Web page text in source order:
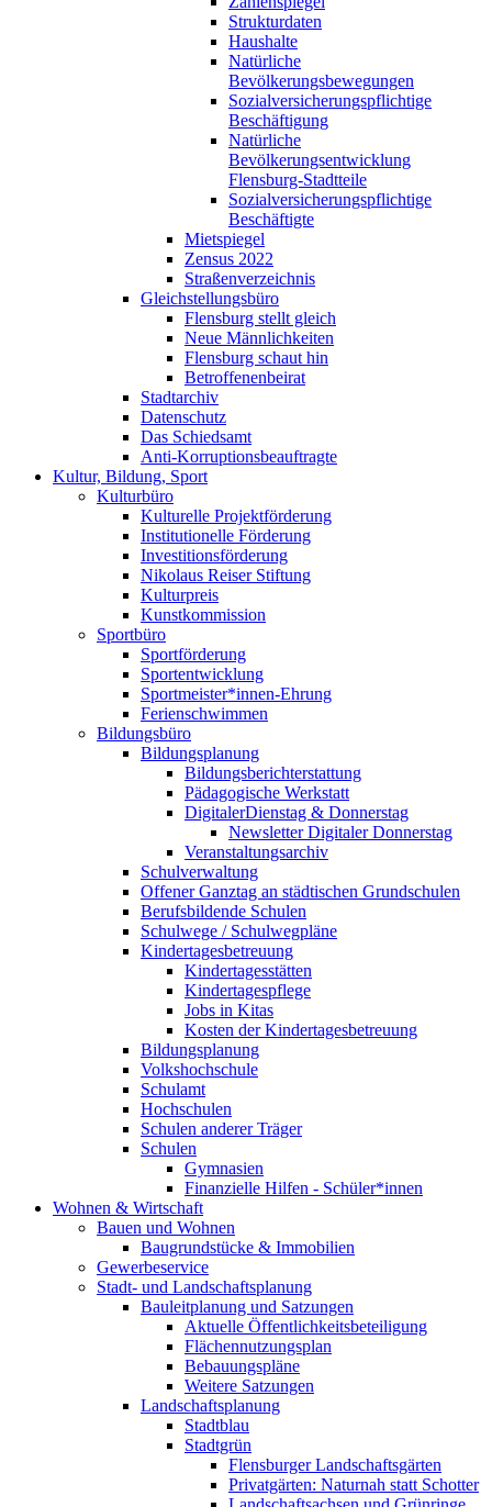
Strukturdaten
Haushalte
Natürliche
Bevölkerungsbewegungen
Sozialversicherungspflichtige
Beschäftigung
Natürliche
Bevölkerungsentwicklung
Flensburg-Stadtteile
Sozialversicherungspflichtige
Beschäftigte
Mietspiegel
Zensus 2022
Straßenverzeichnis
Gleichstellungsbüro
Flensburg stellt gleich
Neue Männlichkeiten
Flensburg schaut hin
Betroffenenbeirat
Stadtarchiv
Datenschutz
Das Schiedsamt
Anti-Korruptionsbeauftragte
Kultur, Bildung, Sport
Kulturbüro
Kulturelle Projektförderung
Institutionelle Förderung
Investitionsförderung
Nikolaus Reiser Stiftung
Kulturpreis
Kunstkommission
Sportbüro
Sportförderung
Sportentwicklung
Sportmeister*innen-Ehrung
Ferienschwimmen
Bildungsbüro
Bildungsplanung
Bildungsberichterstattung
Pädagogische Werkstatt
DigitalerDienstag & Donnerstag
Newsletter Digitaler Donnerstag
Veranstaltungsarchiv
Schulverwaltung
Offener Ganztag an städtischen Grundschulen
Berufsbildende Schulen
Schulwege / Schulwegpläne
Kindertagesbetreuung
Kindertagesstätten
Kindertagespflege
Jobs in Kitas
Kosten der Kindertagesbetreuung
Bildungsplanung
Volkshochschule
Schulamt
Hochschulen
Schulen anderer Träger
Schulen
Gymnasien
Finanzielle Hilfen - Schüler*innen
Wohnen & Wirtschaft
Bauen und Wohnen
Baugrundstücke & Immobilien
Gewerbeservice
Stadt- und Landschaftsplanung
Bauleitplanung und Satzungen
Aktuelle Öffentlichkeitsbeteiligung
Flächennutzungsplan
Bebauungspläne
Weitere Satzungen
Landschaftsplanung
Stadtblau
Stadtgrün
Flensburger Landschaftsgärten
Privatgärten: Naturnah statt Schotter